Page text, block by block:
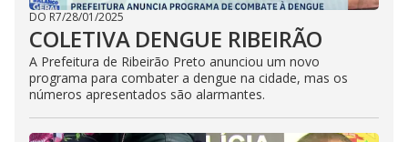
DO R7/28/01/2025
COLETIVA DENGUE RIBEIRÃO
A Prefeitura de Ribeirão Preto anunciou um novo
programa para combater a dengue na cidade, mas os
números apresentados são alarmantes.